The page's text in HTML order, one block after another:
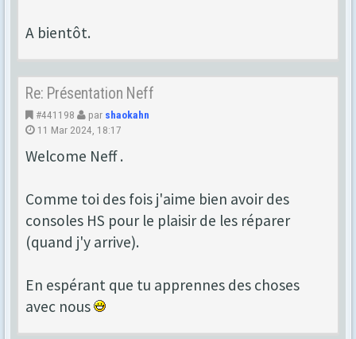
A bientôt.
Re: Présentation Neff
#441198 par shaokahn
11 Mar 2024, 18:17
Welcome Neff .
Comme toi des fois j'aime bien avoir des
consoles HS pour le plaisir de les réparer
(quand j'y arrive).
En espérant que tu apprennes des choses
avec nous